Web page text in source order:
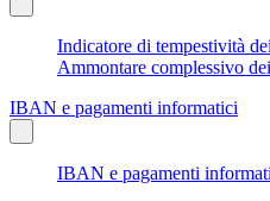
Indicatore di tempestività
Ammontare complessivo
IBAN e pagamenti informatici
IBAN e pagamenti